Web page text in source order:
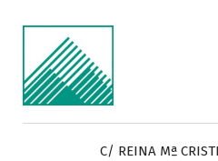
C/ REINA Mª